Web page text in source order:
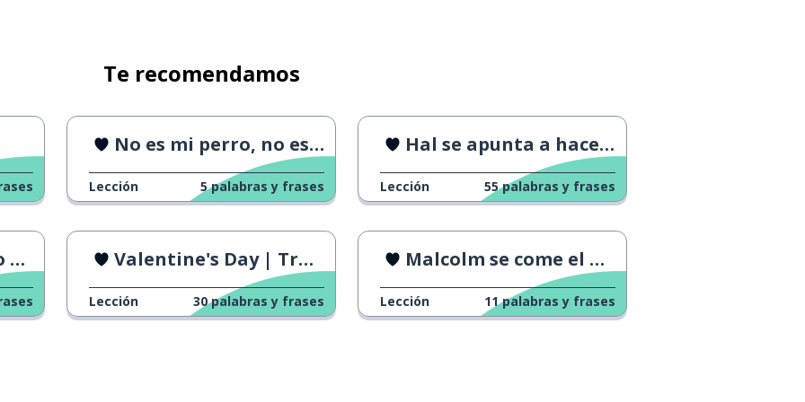
secretaria
Te recomendamos
No es mi perro, no es mi problema
Lección 5 palabras y frases
Hal se apunta a hacer marcha
Lección 55 palabras y frases
Valentine's Day | Tráiler
Lección 30 palabras y frases
Malcolm se come el marrón
Lección 11 palabras y frases